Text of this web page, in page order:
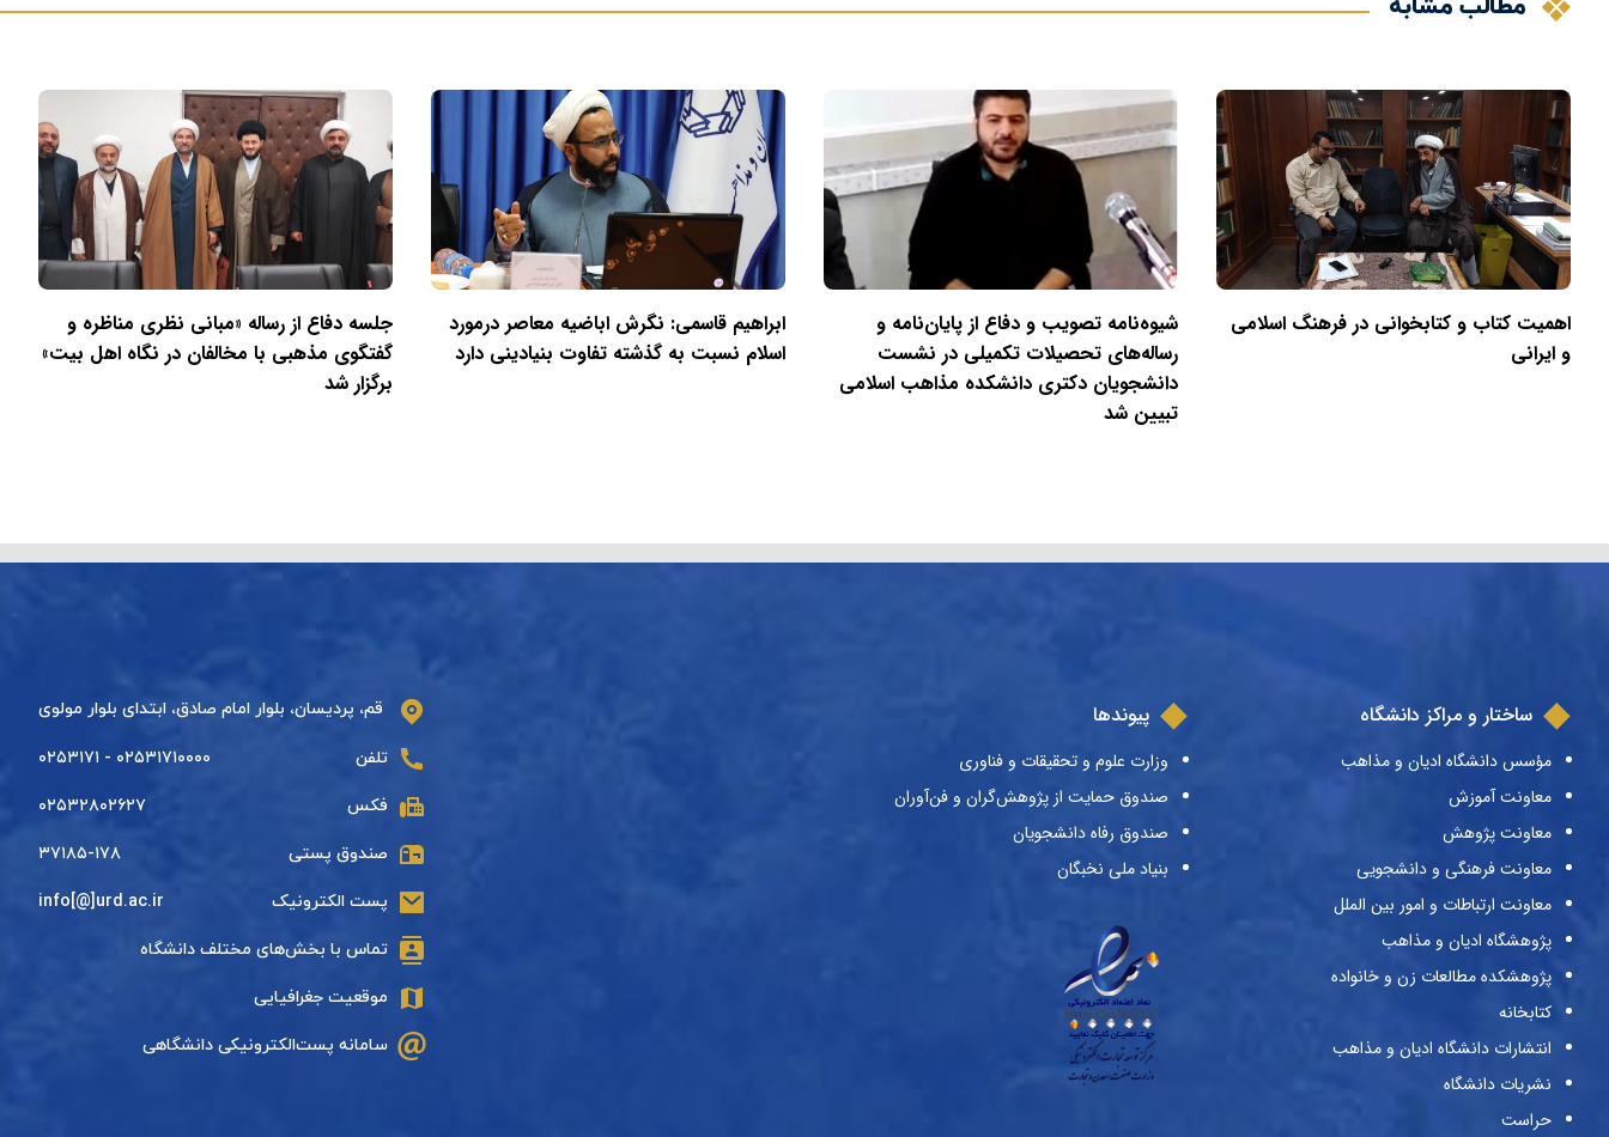
مطالب مشابه
اهمیت کتاب و کتابخوانی در فرهنگ اسلامی
و ایرانی
شیوه‌نامه تصویب و دفاع از پایان‌نامه و
رساله‌های تحصیلات تکمیلی در نشست
دانشجویان دکتری دانشکده مذاهب اسلامی
تبیین شد
ابراهیم قاسمی: نگرش اباضیه معاصر درمورد
اسلام نسبت به گذشته تفاوت بنیادینی دارد
جلسه دفاع از رساله «مبانی نظری مناظره و
گفتگوی مذهبی با مخالفان در نگاه اهل بیت»
برگزار شد
ساختار و مراکز دانشگاه
مؤسس دانشگاه ادیان و مذاهب
معاونت آموزش
معاونت پژوهش
معاونت فرهنگی و دانشجویی
معاونت ارتباطات و امور بین الملل
پژوهشگاه ادیان و مذاهب
پژوهشکده مطالعات زن و خانواده
کتابخانه
انتشارات دانشگاه ادیان و مذاهب
نشریات دانشگاه
حراست
پیوندها
وزارت علوم و تحقیقات و فناوری
صندوق حمایت از پژوهش‌گران و فن‌آوران
صندوق رفاه دانشجویان
بنیاد ملی نخبگان
قم، پردیسان، بلوار امام صادق، ابتدای بلوار مولوی
تلفن ۰۲۵۳۱۷۱۰۰۰۰ - ۰۲۵۳۱۷۱
فکس ۰۲۵۳۲۸۰۲۶۲۷
صندوق پستی ۳۷۱۸۵-۱۷۸
پست الکترونیک info[@]urd.ac.ir
تماس با بخش‌های مختلف دانشگاه
موقعیت جغرافیایی
سامانه پست‌الکترونیکی دانشگاهی